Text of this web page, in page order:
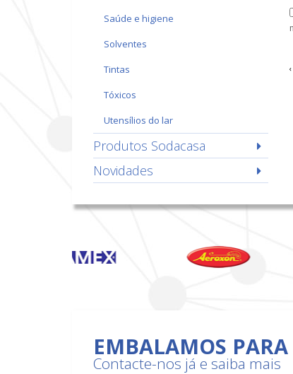
saúde e higiene
solventes
tintas
tóxicos
utensílios do lar
Produtos Sodacasa
Novidades
‹
EMBALAMOS
Contacte-nos já e saiba mais